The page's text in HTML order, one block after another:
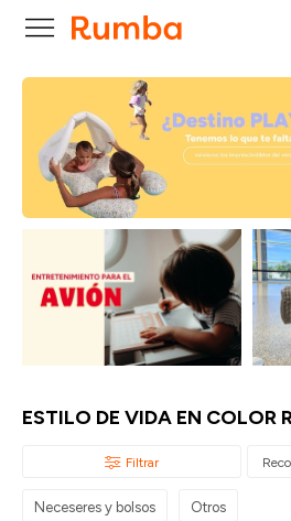

ESTILO DE VIDA EN COLOR
Neceseres y bolsos Otros